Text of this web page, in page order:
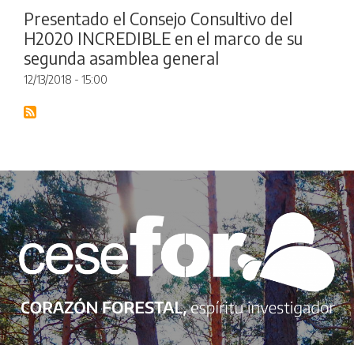
Presentado el Consejo Consultivo del
H2020 INCREDIBLE en el marco de su
segunda asamblea general
12/13/2018 - 15:00